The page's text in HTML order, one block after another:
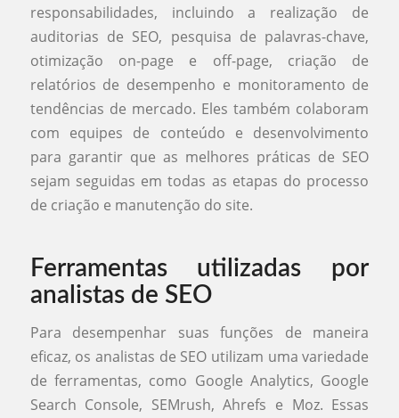
responsabilidades, incluindo a realização de
auditorias de SEO, pesquisa de palavras-chave,
otimização on-page e off-page, criação de
relatórios de desempenho e monitoramento de
tendências de mercado. Eles também colaboram
com equipes de conteúdo e desenvolvimento
para garantir que as melhores práticas de SEO
sejam seguidas em todas as etapas do processo
de criação e manutenção do site.
Ferramentas utilizadas por
analistas de SEO
Para desempenhar suas funções de maneira
eficaz, os analistas de SEO utilizam uma variedade
de ferramentas, como Google Analytics, Google
Search Console, SEMrush, Ahrefs e Moz. Essas